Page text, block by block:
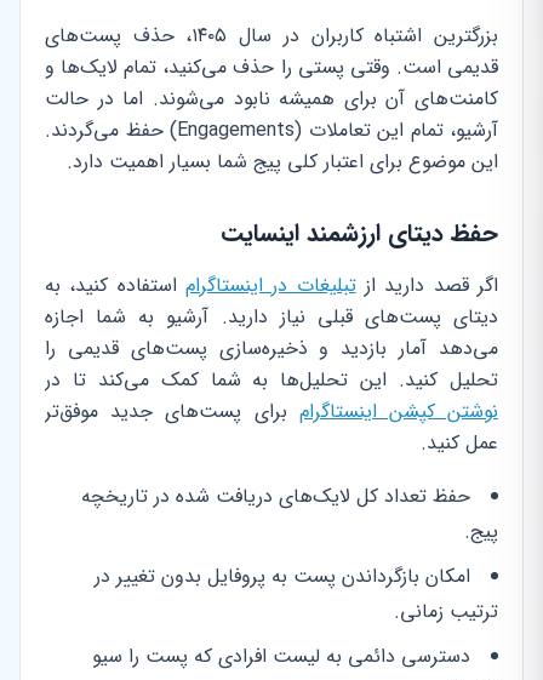
بزرگترین اشتباه کاربران در سال ۱۴۰۵، حذف پست‌های
قدیمی است. وقتی پستی را حذف می‌کنید، تمام لایک‌ها و
کامنت‌های آن برای همیشه نابود می‌شوند. اما در حالت
آرشیو، تمام این تعاملات (Engagements) حفظ می‌گردند.
این موضوع برای اعتبار کلی پیج شما بسیار اهمیت دارد.
حفظ دیتای ارزشمند اینسایت
اگر قصد دارید ازتبلیغات در اینستاگرام استفاده کنید، به
دیتای پست‌های قبلی نیاز دارید. آرشیو به شما اجازه
می‌دهد آمار بازدید و ذخیره‌سازی پست‌های قدیمی را
تحلیل کنید. این تحلیل‌ها به شما کمک می‌کند تا در
نوشتن کپشن اینستاگرام برای پست‌های جدید موفق‌تر
عمل کنید.
حفظ تعداد کل لایک‌های دریافت شده در تاریخچه
پیج.
امکان بازگرداندن پست به پروفایل بدون تغییر در
ترتیب زمانی.
دسترسی دائمی به لیست افرادی که پست را سیو